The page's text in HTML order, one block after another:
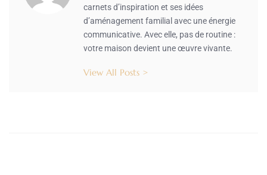
carnets d’inspiration et ses idées
d’aménagement familial avec une énergie
communicative. Avec elle, pas de routine :
votre maison devient une œuvre vivante.
View All Posts >